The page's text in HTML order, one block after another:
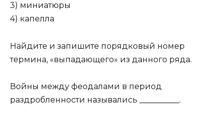
3) миниатюры
4) капелла
Найдите и запишите порядковый номер
термина, «выпадающего» из данного ряда.
Войны между феодалами в период
раздробленности назывались __________.